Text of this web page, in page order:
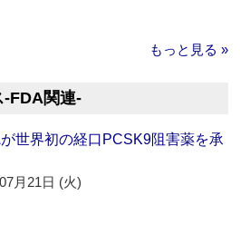
もっと見る »
関連‐
世界初の経口PCSK9阻害薬を承
月21日 (火)